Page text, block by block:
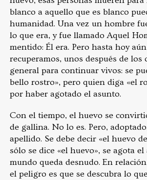
blanco a aquello que es blanco
humanidad. Una vez un hombre
lo que era, y fue llamado Aquel
mentido: Él era. Pero hasta hoy
recuperamos, unos después de los
general para continuar vivos: se
bello rostro», pero quien diga «el
por haber agotado el asunto.
Con el tiempo, el huevo se
de gallina. No lo es. Pero,
apellido. Se debe decir «el huevo
sólo se dice «el huevo», se agota
mundo queda desnudo. En
el peligro es que se descubra lo